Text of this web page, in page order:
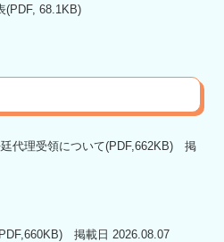
(PDF, 68.1KB)
代理受領について(PDF,662KB) 掲
掲載日 2026.08.07